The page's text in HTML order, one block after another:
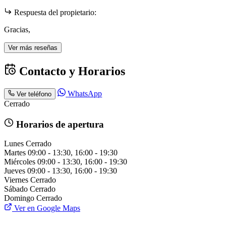
Respuesta del propietario:
Gracias,
Ver más reseñas
Contacto y Horarios
Ver teléfono
WhatsApp
Cerrado
Horarios de apertura
Lunes Cerrado
Martes 09:00 - 13:30, 16:00 - 19:30
Miércoles 09:00 - 13:30, 16:00 - 19:30
Jueves 09:00 - 13:30, 16:00 - 19:30
Viernes Cerrado
Sábado Cerrado
Domingo Cerrado
Ver en Google Maps